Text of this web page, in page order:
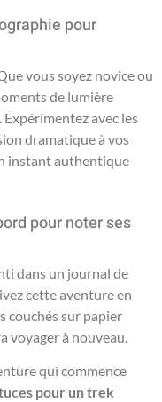
pour
vous soyez novice ou
de lumière
Expérimentez avec les
dramatique à vos
instant authentique
pour noter ses
dans un journal de
cette aventure en
couchés sur papier
voyager à nouveau.
qui commence
pour un trek